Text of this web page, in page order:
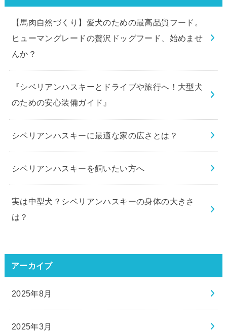
【馬肉自然づくり】愛犬のための最高品質フード。
ヒューマングレードの贅沢ドッグフード、始めませ
んか？
『シベリアンハスキーとドライブや旅行へ！大型犬
のための安心装備ガイド』
シベリアンハスキーに最適な家の広さとは？
シベリアンハスキーを飼いたい方へ
実は中型犬？シベリアンハスキーの身体の大きさ
は？
アーカイブ
2025年8月
2025年3月